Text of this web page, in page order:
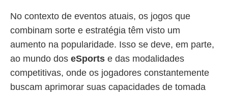
No contexto de eventos atuais, os jogos que
combinam sorte e estratégia têm visto um
aumento na popularidade. Isso se deve, em parte,
ao mundo dos eSports e das modalidades
competitivas, onde os jogadores constantemente
buscam aprimorar suas capacidades de tomada